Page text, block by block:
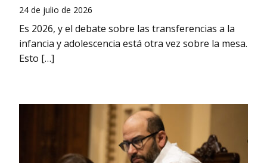
24 de julio de 2026
Es 2026, y el debate sobre las transferencias a la
infancia y adolescencia está otra vez sobre la mesa.
Esto […]